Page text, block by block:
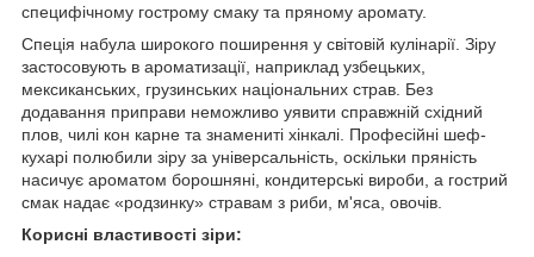
специфічному гострому смаку та пряному аромату.
Спеція набула широкого поширення у світовій кулінарії. Зіру
застосовують в ароматизації, наприклад узбецьких,
мексиканських, грузинських національних страв. Без
додавання приправи неможливо уявити справжній східний
плов, чилі кон карне та знамениті хінкалі. Професійні шеф-
кухарі полюбили зіру за універсальність, оскільки пряність
насичує ароматом борошняні, кондитерські вироби, а гострий
смак надає «родзинку» стравам з риби, м'яса, овочів.
Корисні властивості зіри: